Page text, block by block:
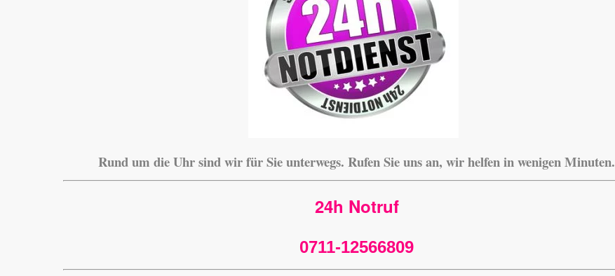
Rund um die Uhr sind wir für Sie unterwegs.Rufen Sie uns an, wir helfen in wenigen Minuten.
24h Notruf
0711-12566809